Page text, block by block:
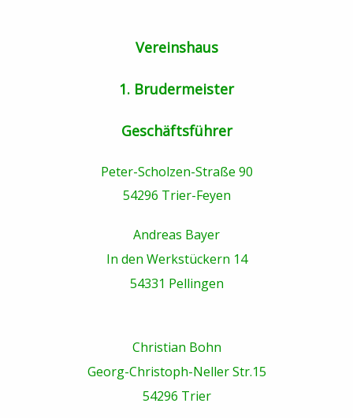
Vereinshaus
1. Brudermeister
Geschäftsführer
Peter-Scholzen-Straße 90
54296 Trier-Feyen
Andreas Bayer
In den Werkstückern 14
54331 Pellingen
Christian Bohn
Georg-Christoph-Neller Str.15
54296 Trier